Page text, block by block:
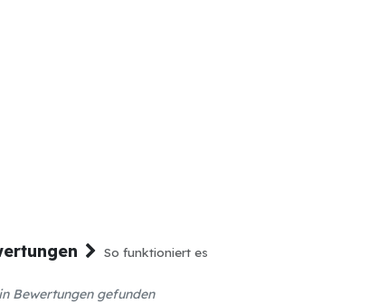
So funktioniert es
Bewertungen gefunden